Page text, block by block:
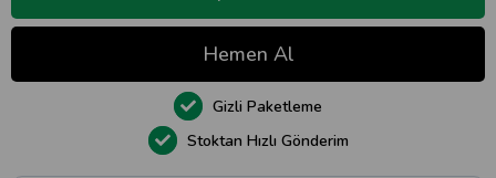
Stoktan Hızlı Gönderim
Gizli Paketleme